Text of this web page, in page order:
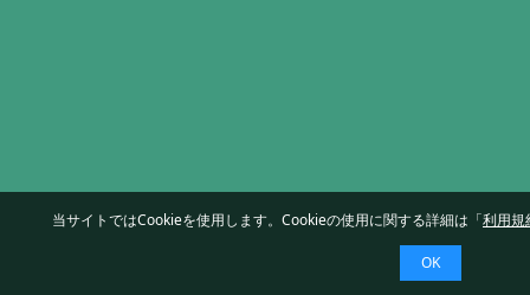
当サイトではCookieを使用します。Cookieの使用に関する詳細は「利用規
OK